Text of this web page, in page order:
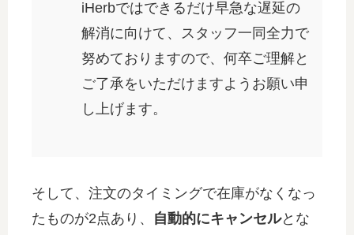
iHerbではできるだけ早急な遅延の
解消に向けて、スタッフ一同全力で
努めておりますので、何卒ご理解と
ご了承をいただけますようお願い申
し上げます。
そして、注文のタイミングで在庫がなくなっ
たものが2点あり、 自動的にキャンセルとな